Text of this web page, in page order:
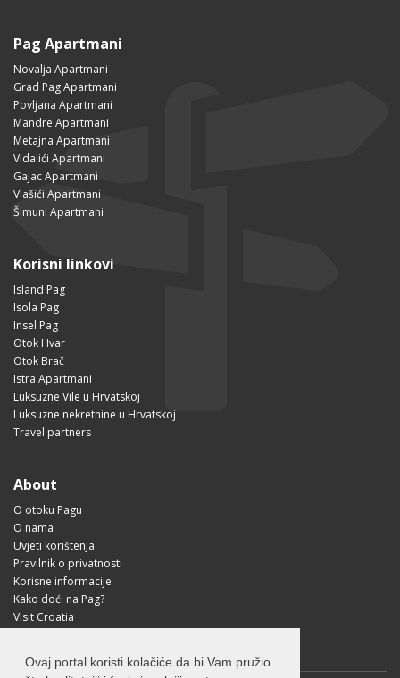
Ovaj portal koristi kolačiće da bi Vam pružio
Pag Apartmani
Novalja Apartmani
Grad Pag Apartmani
Povljana Apartmani
Mandre Apartmani
Metajna Apartmani
Vidalići Apartmani
Gajac Apartmani
Vlašići Apartmani
Šimuni Apartmani
Korisni linkovi
Island Pag
Isola Pag
Insel Pag
Otok Hvar
Otok Brač
Istra Apartmani
Luksuzne Vile u Hrvatskoj
Luksuzne nekretnine u Hrvatskoj
Travel partners
About
O otoku Pagu
O nama
Uvjeti korištenja
Pravilnik o privatnosti
Korisne informacije
Kako doći na Pag?
Visit Croatia